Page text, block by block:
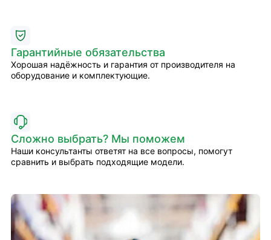
Гарантийные обязательства
Хорошая надёжность и гарантия от производителя на
оборудование и комплектующие.
Сложно выбрать? Мы поможем
Наши консультанты ответят на все вопросы, помогут
сравнить и выбрать подходящие модели.